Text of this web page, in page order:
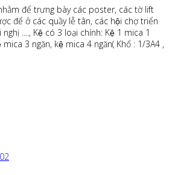
để trưng bày các poster, các tờ lift
để ở các quầy lễ tân, các hội chợ triển
...., Kệ có 3 loại chính: Kệ 1 mica 1
mica 3 ngăn, kệ mica 4 ngăn( Khổ : 1/3A4 ,